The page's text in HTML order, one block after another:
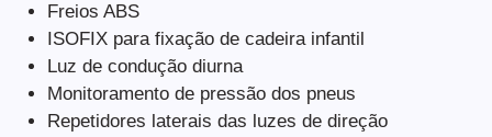
Freios ABS
ISOFIX para fixação de cadeira infantil
Luz de condução diurna
Monitoramento de pressão dos pneus
Repetidores laterais das luzes de direção